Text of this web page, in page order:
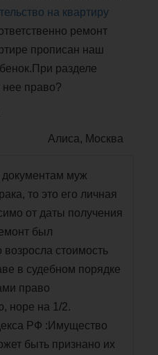
на квартиру
ремонт
прописан наш
разделе
право?
Алиса, Москва
документам муж
то это его личная
от даты получения
был
стоимость
в судебном порядке
право
норе на 1/2.
РФ :Имущество
быть признано их